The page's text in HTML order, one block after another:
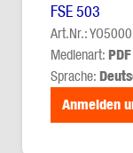
FSE 503
Art.Nr.:
Medienart: PDF
Sprache:
Anmelden